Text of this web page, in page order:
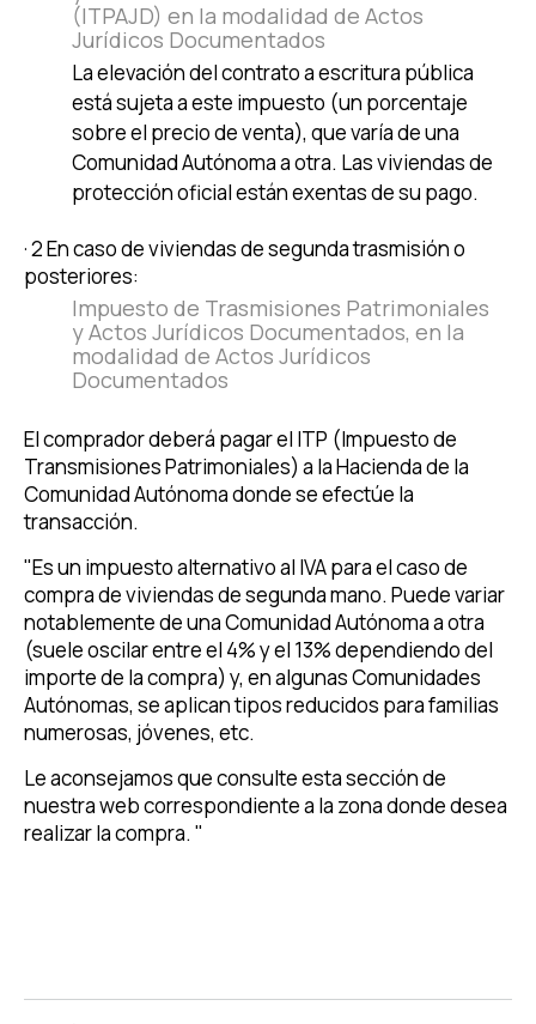
(ITPAJD) en la modalidad de Actos
Jurídicos Documentados
La elevación del contrato a escritura pública
está sujeta a este impuesto (un porcentaje
sobre el precio de venta), que varía de una
Comunidad Autónoma a otra. Las viviendas de
protección oficial están exentas de su pago.
· 2 En caso de viviendas de segunda trasmisión o
posteriores:
Impuesto de Trasmisiones Patrimoniales
y Actos Jurídicos Documentados, en la
modalidad de Actos Jurídicos
Documentados
El comprador deberá pagar el ITP (Impuesto de
Transmisiones Patrimoniales) a la Hacienda de la
Comunidad Autónoma donde se efectúe la
transacción.
"Es un impuesto alternativo al IVA para el caso de
compra de viviendas de segunda mano. Puede variar
notablemente de una Comunidad Autónoma a otra
(suele oscilar entre el 4% y el 13% dependiendo del
importe de la compra) y, en algunas Comunidades
Autónomas, se aplican tipos reducidos para familias
numerosas, jóvenes, etc.
Le aconsejamos que consulte esta sección de
nuestra web correspondiente a la zona donde desea
realizar la compra. "